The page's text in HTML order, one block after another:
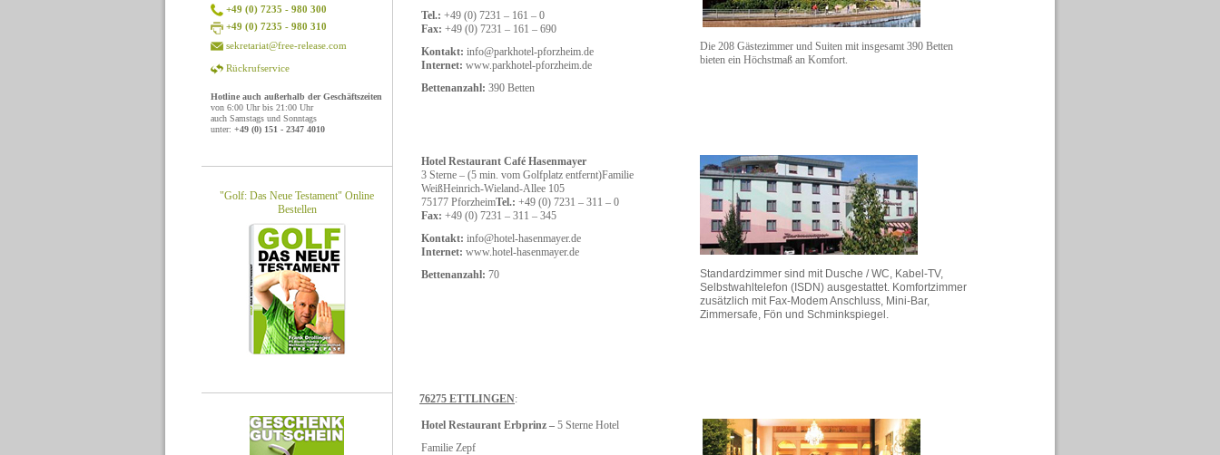
+49 (0) 7235 - 980 300
+49 (0) 7235 - 980 310
sekretariat@free-release.com
Rückrufservice
Hotline auch außerhalb der Geschäftszeiten
von 6:00 Uhr bis 21:00 Uhr
auch Samstags und Sonntags
unter: +49 (0) 151 - 2347 4010
"Golf: Das Neue Testament" Online
Bestellen
Tel.: +49 (0) 7231 – 161 – 0
Fax: +49 (0) 7231 – 161 – 690
Kontakt: info@parkhotel-pforzheim.de
Internet: www.parkhotel-pforzheim.de
Bettenanzahl: 390 Betten
Die 208 Gästezimmer und Suiten mit insgesamt 390 Betten
bieten ein Höchstmaß an Komfort.
Hotel Restaurant Café Hasenmayer
3 Sterne – (5 min. vom Golfplatz entfernt)Familie
WeißHeinrich-Wieland-Allee 105
75177 PforzheimTel.: +49 (0) 7231 – 311 – 0
Fax: +49 (0) 7231 – 311 – 345
Kontakt: info@hotel-hasenmayer.de
Internet: www.hotel-hasenmayer.de
Bettenanzahl: 70
Standardzimmer sind mit Dusche / WC, Kabel-TV,
Selbstwahltelefon (ISDN) ausgestattet. Komfortzimmer
zusätzlich mit Fax-Modem Anschluss, Mini-Bar,
Zimmersafe, Fön und Schminkspiegel.
76275 ETTLINGEN:
Hotel Restaurant Erbprinz – 5 Sterne Hotel
Familie Zepf